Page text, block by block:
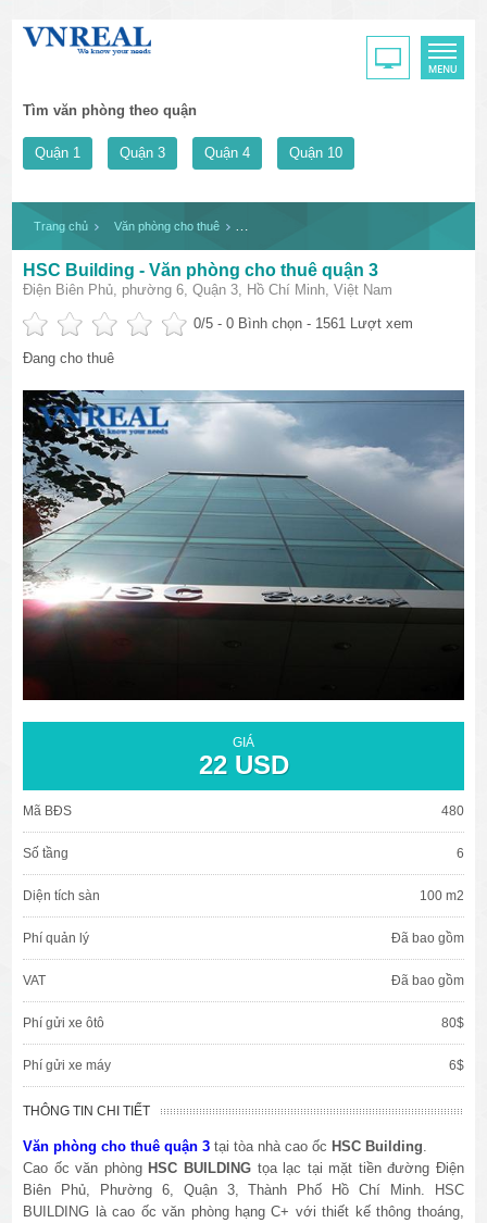
Tìm văn phòng theo quận
Quận 1 Quận 3 Quận 4 Quận 10
Trang chủ Văn phòng cho thuê
HSC Building - Văn phòng cho thuê quận 3
Điện Biên Phủ, phường 6, Quận 3, Hồ Chí Minh, Việt Nam
0/5 -0 Bình chọn - 1561 Lượt xem
Đang cho thuê
GIÁ
22 USD
Mã BĐS 480
Số tầng 6
Diện tích sàn 100 m2
Phí quản lý Đã bao gồm
VAT Đã bao gồm
Phí gửi xe ôtô 80$
Phí gửi xe máy 6$
THÔNG TIN CHI TIẾT
Văn phòng cho thuê quận 3tại tòa nhà cao ốc HSC Building
Cao ốc văn phòng HSC BUILDING tọa lạc tại mặt tiền đường Điện
Biên Phủ, Phường 6, Quận 3, Thành Phố Hồ Chí Minh. HSC
BUILDING là cao ốc văn phòng hạng C+ với thiết kế thông thoáng,
văn phòng cho thuê quận 3